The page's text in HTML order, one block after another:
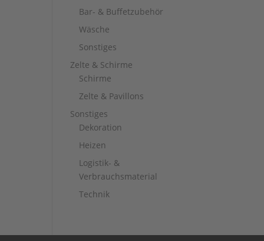
Bar- & Buffetzubehör
Wäsche
Sonstiges
Zelte & Schirme
Schirme
Zelte & Pavillons
Sonstiges
Dekoration
Heizen
Logistik- &
Verbrauchsmaterial
Technik